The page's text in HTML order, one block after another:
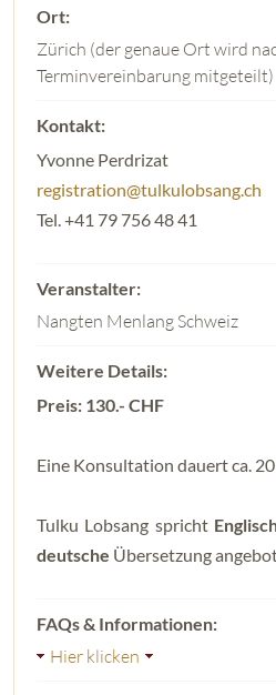
Zürich (der genaue Ort wird
Terminvereinbarung mitgeteilt)
Yvonne Perdrizat
registration@tulkulobsang.ch
Tel. +41 79 756 48 41
Nangten Menlang Schweiz
Preis: 130.- CHF
Eine Konsultation dauert ca.
Tulku Lobsang spricht
deutsche Übersetzung
Hier klicken